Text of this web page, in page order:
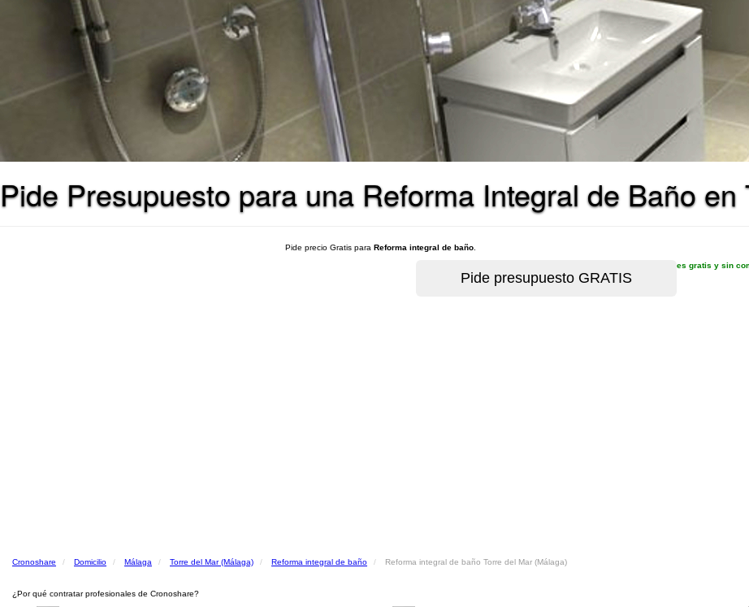
Pide Presupuesto para una Reforma Integral de Baño en
Pide precio Gratis para Reforma integral de baño
es gratis y sin
Cronoshare Domicilio Málaga Torre del Mar (Málaga) Reforma integral de baño Reforma integral de baño Torre del Mar (Málaga)
¿Por qué contratar profesionales de Cronoshare?